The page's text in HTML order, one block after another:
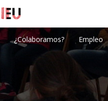
¿Colaboramos? Empleo